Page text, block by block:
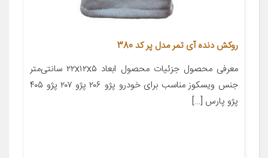
روکش دنده آی تمر مدل پر کد 380
معرفی محصول جزئیات محصول ابعاد ۲۲x۱۲x۵ سانتی‌متر
جنس ویسکوز مناسب برای خودرو پژو ۲۰۶ پژو ۲۰۷ پژو ۴۰۵
پژو پارس […]